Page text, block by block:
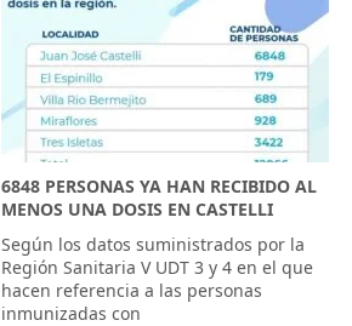
6848 PERSONAS YA HAN RECIBIDO AL
MENOS UNA DOSIS EN CASTELLI
Según los datos suministrados por la
Región Sanitaria V UDT 3 y 4 en el que
hacen referencia a las personas
inmunizadas con